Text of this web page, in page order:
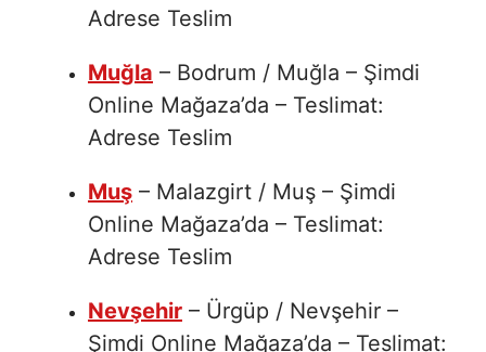
Adrese Teslim
Muğla – Bodrum / Muğla – Şimdi
Online Mağaza’da – Teslimat:
Adrese Teslim
Muş – Malazgirt / Muş – Şimdi
Online Mağaza’da – Teslimat:
Adrese Teslim
Nevşehir – Ürgüp / Nevşehir –
Şimdi Online Mağaza’da – Teslimat: